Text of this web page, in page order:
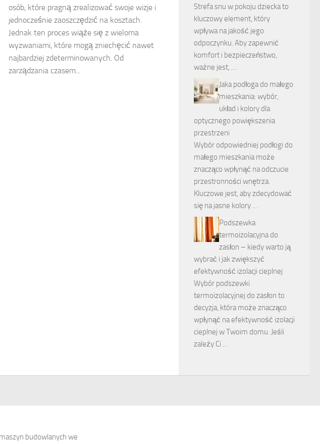
osób, które pragną zrealizować swoje wizje i
jednocześnie zaoszczędzić na kosztach.
Jednak ten proces wiąże się z wieloma
wyzwaniami, które mogą zniechęcić nawet
najbardziej zdeterminowanych. Od
zarządzania czasem...
Strefa snu w pokoju dziecka to
kluczowy element, który
wpływa na jakość jego
odpoczynku. Aby zapewnić
komfort i bezpieczeństwo,
ważne jest, …
Jaka podłoga do małego
mieszkania: wybór,
układ i kolory dla
optycznego powiększenia
przestrzeni
Wybór odpowiedniej podłogi do
małego mieszkania może
znacząco wpłynąć na odczucie
przestronności wnętrza.
Kluczowe jest, aby zdecydować
się na jasne kolory …
Podszewka
termoizolacyjna do
zasłon – kiedy warto ją
wybrać i jak zwiększyć
efektywność izolacji cieplnej
Wybór podszewki
termoizolacyjnej do zasłon to
decyzja, która może znacząco
wpłynąć na efektywność izolacji
cieplnej w Twoim domu. Jeśli
zależy Ci …
budowlanych we